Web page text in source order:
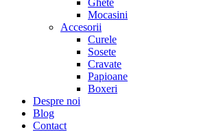
Ghete
Mocasini
Accesorii
Curele
Sosete
Cravate
Papioane
Boxeri
Despre noi
Blog
Contact